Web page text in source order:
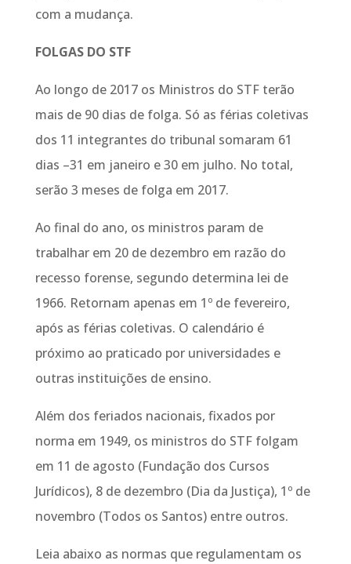
com a mudança.
FOLGAS DO STF
Ao longo de 2017 os Ministros do STF terão
mais de 90 dias de folga. Só as férias coletivas
dos 11 integrantes do tribunal somaram 61
dias –31 em janeiro e 30 em julho. No total,
serão 3 meses de folga em 2017.
Ao final do ano, os ministros param de
trabalhar em 20 de dezembro em razão do
recesso forense, segundo determina lei de
1966. Retornam apenas em 1º de fevereiro,
após as férias coletivas. O calendário é
próximo ao praticado por universidades e
outras instituições de ensino.
Além dos feriados nacionais, fixados por
norma em 1949, os ministros do STF folgam
em 11 de agosto (Fundação dos Cursos
Jurídicos), 8 de dezembro (Dia da Justiça), 1º de
novembro (Todos os Santos) entre outros.
Leia abaixo as normas que regulamentam os